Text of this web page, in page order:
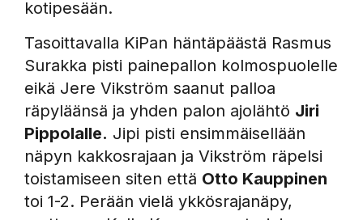
kotipesään.
Tasoittavalla KiPan häntäpäästä Rasmus
Surakka pisti painepallon kolmospuolelle
eikä Jere Vikström saanut palloa
räpyläänsä ja yhden palon ajolähtö Jiri
Pippolalle. Jipi pisti ensimmäisellään
näpyn kakkosrajaan ja Vikström räpelsi
toistamiseen siten että Otto Kauppinen
toi 1-2. Perään vielä ykkösrajanäpy,